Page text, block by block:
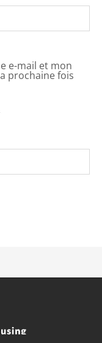
e-mail et mon
prochaine fois